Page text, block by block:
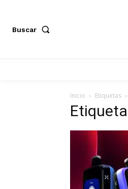
Buscar
Inicio Etiquetas